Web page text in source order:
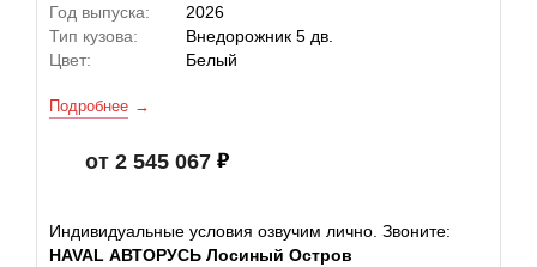
Год выпуска:
2026
Тип кузова:
Внедорожник 5 дв.
Цвет:
Белый
Подробнее
от 2 545 067
Индивидуальные условия озвучим лично. Звоните:
HAVAL АВТОРУСЬ Лосиный Остров